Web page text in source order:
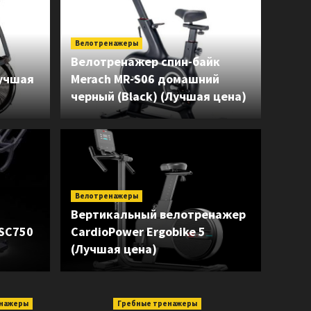
Smith Fitness
(Лучшая цена)
Велотренажеры
Велотренажер спин-байк
Merach MR-S06 домашний
черный (Black) (Лучшая цена)
Велотренажеры
Вертикальный велотренажер
CardioPower Ergobike 5
(Лучшая цена)
Гребные тренажеры